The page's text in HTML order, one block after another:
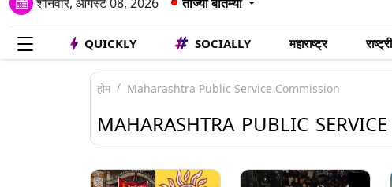
QUICKLY SOCIALLY महाराष्ट्र
होम Maharashtra Public Service Commission
MAHARASHTRA PUBLIC